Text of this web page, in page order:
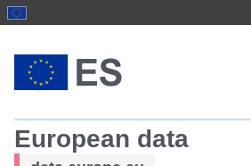
European data